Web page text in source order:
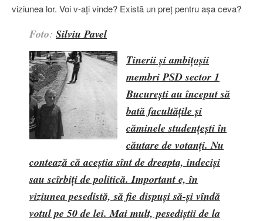
viziunea lor. Voi v-ați vinde? Există un preț pentru așa ceva?
Foto: Silviu Pavel
Tinerii şi ambiţoşii
membri PSD sector 1
Bucureştiau început să
bată facultăţile şi
căminele studenţeşti în
căutare de votanţi. Nu
contează că aceştia sînt de dreapta, indecişi
sau scîrbiţi de politică. Important e, în
viziunea pesedistă, să fie dispuşisă-şi vîndă
votul pe 50 de lei. Mai mult, pesediştii de la